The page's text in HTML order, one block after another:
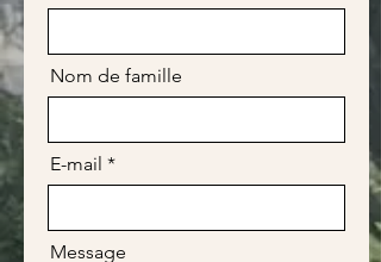
Nom de famille
E-mail
Message